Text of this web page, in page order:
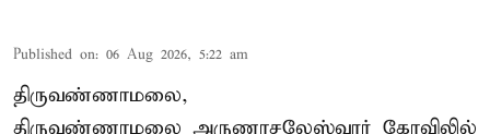
Published on: 06 Aug 2026, 5:22 am
திருவண்ணாமலை,
திருவண்ணாமலை அருணாசலேஸ்வரர் கோவிலில்